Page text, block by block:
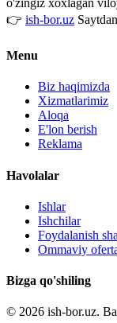
👉 ish-bor.uz
Menu
Biz haqimizda
Xizmatlarimiz
Aloqa
E'lon berish
Reklama
Havolalar
Ishlar
Ishchilar
Foydalanish
Ommaviy
Bizga qo'shiling
© 2026 ish-bor.uz.